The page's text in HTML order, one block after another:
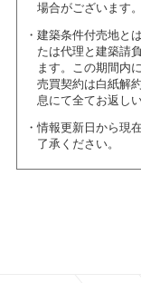
場合がございます。
建築条件付売地と
たは代理と建築請
ます。この期間内
売買契約は白紙解
息にて全てお返し
情報更新日から現
了承ください。